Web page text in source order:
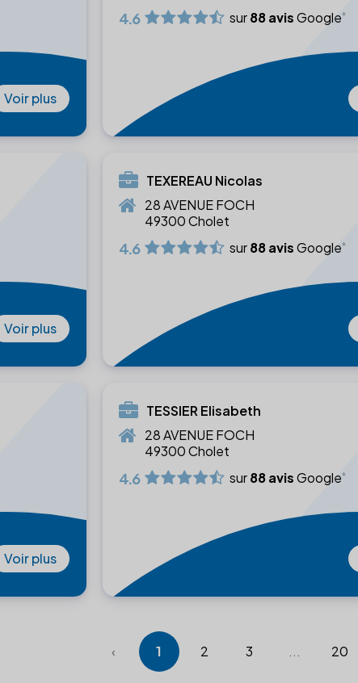
Voir plus
4.6 sur88 avisGoogle
Voir plus
TEXEREAU Nicolas
28 AVENUE FOCH
49300 Cholet
4.6 sur88 avisGoogle
Voir plus
TESSIER Elisabeth
28 AVENUE FOCH
49300 Cholet
4.6 sur88 avisGoogle
‹ 1 2 3 ... 20